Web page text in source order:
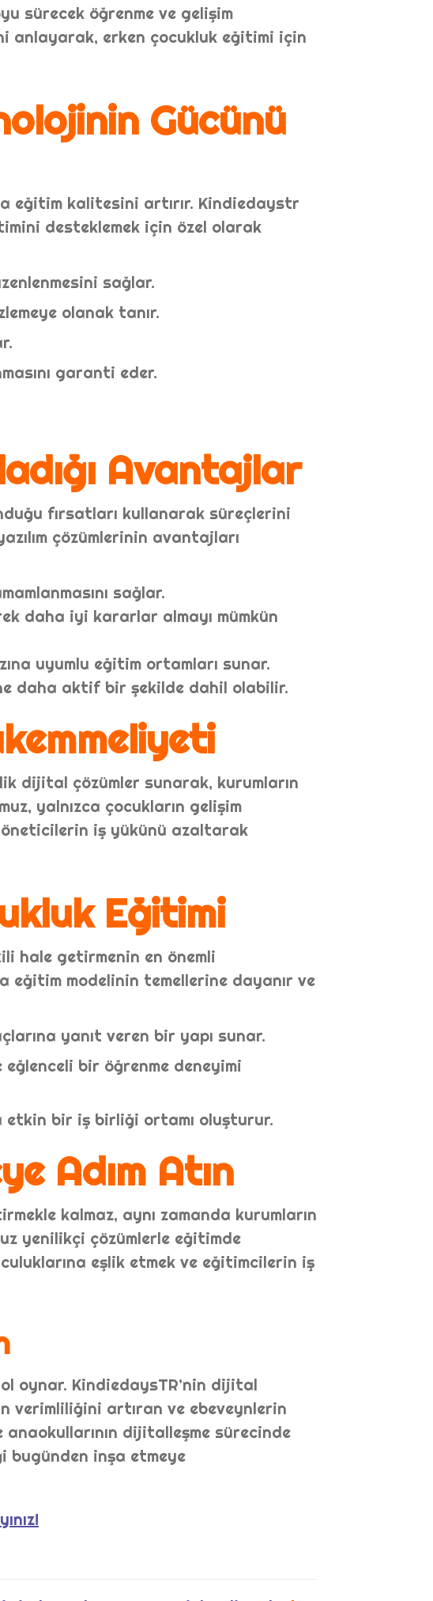
sürecek öğrenme ve gelişim
anlayarak, erken çocukluk eğitimi için
Gücünü
eğitim kalitesini artırır. Kindiedaystr
desteklemek için özel olarak
sağlar.
olanak tanır.
garanti eder.
Avantajlar
fırsatları kullanarak süreçlerini
çözümlerinin avantajları
sağlar.
daha iyi kararlar almayı mümkün
uyumlu eğitim ortamları sunar.
daha aktif bir şekilde dahil olabilir.
dijital çözümler sunarak, kurumların
yalnızca çocukların gelişim
iş yükünü azaltarak
Eğitimi
hale getirmenin en önemli
eğitim modelinin temellerine dayanır ve
yanıt veren bir yapı sunar.
eğlenceli bir öğrenme deneyimi
etkin bir iş birliği ortamı oluşturur.
Adım Atın
kalmaz, aynı zamanda kurumların
yenilikçi çözümlerle eğitimde
eşlik etmek ve eğitimcilerin iş
oynar. KindiedaysTR’nin dijital
verimliliğini artıran ve ebeveynlerin
dijitalleşme sürecinde
bugünden inşa etmeye